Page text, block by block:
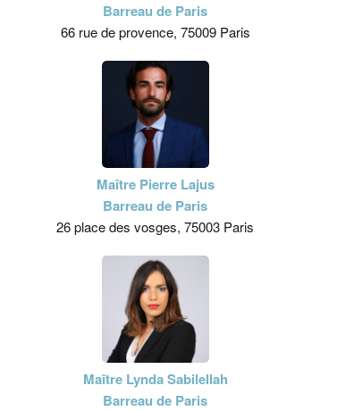
Barreau de Paris
66 rue de provence, 75009 Paris
Maître Pierre Lajus
Barreau de Paris
26 place des vosges, 75003 Paris
Maître Lynda Sabilellah
Barreau de Paris